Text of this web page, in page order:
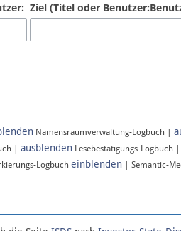
Ziel (Titel oder
Namensraumverwaltung-Logbuch |
| ausblenden Lesebestätigungs-Logbuch
Logbuch einblenden | Semantic-